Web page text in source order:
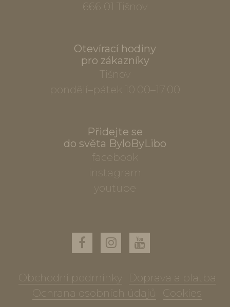
666 01 Tišnov
Otevírací hodiny
pro zákazníky
Tišnov
pondělí–pátek 10.00–17.00
Přidejte se
do světa ByloByLibo
facebook
instagram
youtube
Obchodní podmínky
Doprava a platba
Ochrana osobních údajů
Cookies